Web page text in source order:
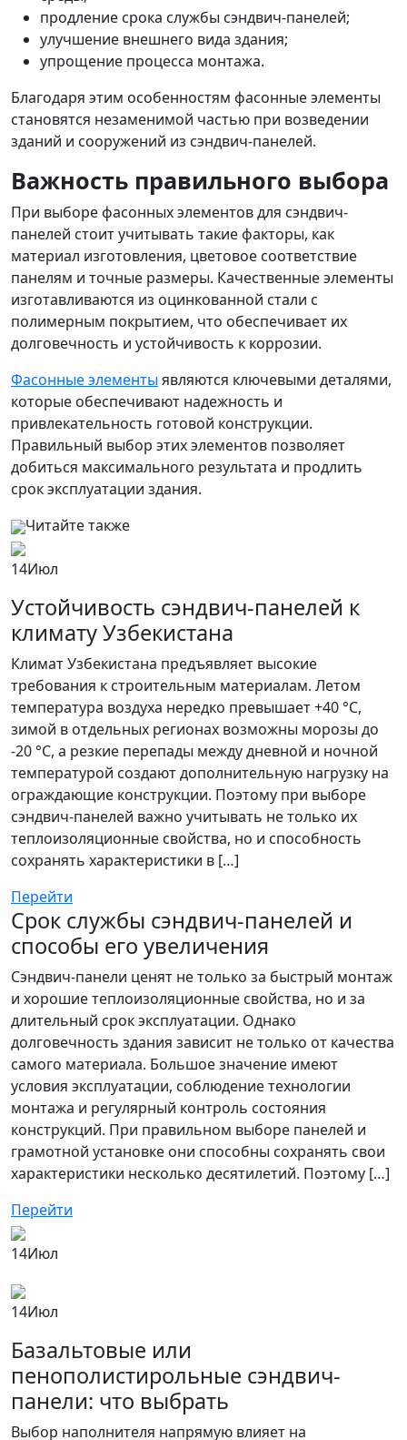
продление срока службы сэндвич-панелей;
улучшение внешнего вида здания;
упрощение процесса монтажа.
Благодаря этим особенностям фасонные элементы
становятся незаменимой частью при возведении
зданий и сооружений из сэндвич-панелей.
Важность правильного выбора
При выборе фасонных элементов для сэндвич-
панелей стоит учитывать такие факторы, как
материал изготовления, цветовое соответствие
панелям и точные размеры. Качественные элементы
изготавливаются из оцинкованной стали с
полимерным покрытием, что обеспечивает их
долговечность и устойчивость к коррозии.
Фасонные элементы являются ключевыми деталями,
которые обеспечивают надежность и
привлекательность готовой конструкции.
Правильный выбор этих элементов позволяет
добиться максимального результата и продлить
срок эксплуатации здания.
Читайте также
14Июл
Устойчивость сэндвич-панелей к
климату Узбекистана
Климат Узбекистана предъявляет высокие
требования к строительным материалам. Летом
температура воздуха нередко превышает +40 °C,
зимой в отдельных регионах возможны морозы до
-20 °C, а резкие перепады между дневной и ночной
температурой создают дополнительную нагрузку на
ограждающие конструкции. Поэтому при выборе
сэндвич-панелей важно учитывать не только их
теплоизоляционные свойства, но и способность
сохранять характеристики в […]
Перейти
Срок службы сэндвич-панелей и
способы его увеличения
Сэндвич-панели ценят не только за быстрый монтаж
и хорошие теплоизоляционные свойства, но и за
длительный срок эксплуатации. Однако
долговечность здания зависит не только от качества
самого материала. Большое значение имеют
условия эксплуатации, соблюдение технологии
монтажа и регулярный контроль состояния
конструкций. При правильном выборе панелей и
грамотной установке они способны сохранять свои
характеристики несколько десятилетий. Поэтому […]
Перейти
14Июл
14Июл
Базальтовые или
пенополистирольные сэндвич-
панели: что выбрать
Выбор наполнителя напрямую влияет на